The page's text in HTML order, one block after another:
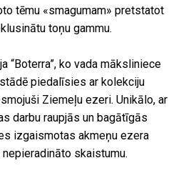
tēmu «smagumam» pretstatot
toņu gammu.
“Boterra”, ko vada māksliniece
piedalīsies ar kolekciju
Ziemeļu ezeri. Unikālo, ar
darbu raupjās un bagātīgās
izgaismotas akmeņu ezera
skaistumu.